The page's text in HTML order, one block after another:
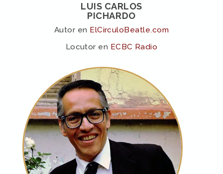
LUIS CARLOS
PICHARDO
Autor en ElCirculoBeatle.com
Locutor en ECBC Radio